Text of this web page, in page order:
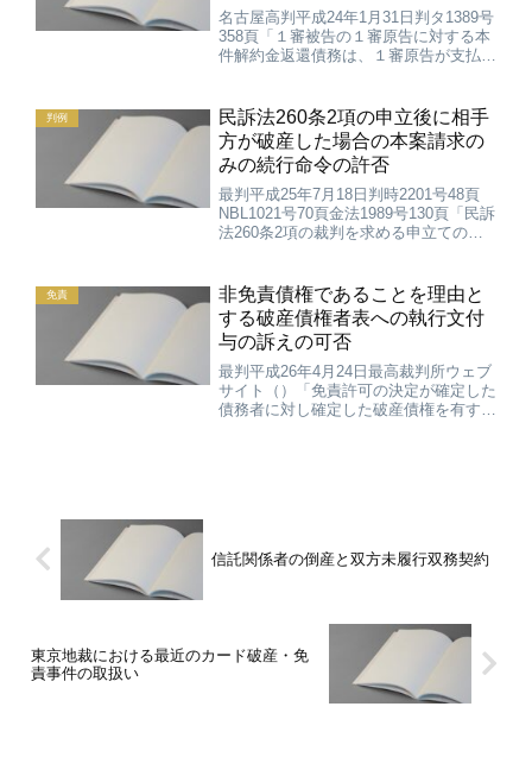
の効力
名古屋高判平成24年1月31日判タ1389号
358頁「１審被告の１審原告に対する本
件解約金返還債務は、１審原告が支払の
き、１審被告が本件受益権を管理してい
ることにより、本...
判例
民訴法260条2項の申立後に相手
方が破産した場合の本案請求の
みの続行命令の許否
最判平成25年7月18日判時2201号48頁
NBL1021号70頁金法1989号130頁「民訴
法260条2項の裁判を求める申立ての相
し破産手続開始前の原因に基づいて生
じ...
免責
非免責債権であることを理由と
する破産債権者表への執行文付
与の訴えの可否
最判平成26年4月24日最高裁判所ウェブ
サイト（）「免責許可の決定が確定した
債務者に対し確定した破産債権を有する
信託関係者の倒産と双方未履行双務契約
東京地裁における最近のカード破産・免
責事件の取扱い